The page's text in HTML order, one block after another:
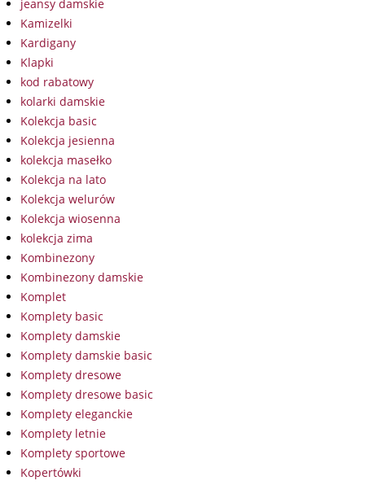
jeansy damskie
Kamizelki
Kardigany
Klapki
kod rabatowy
kolarki damskie
Kolekcja basic
Kolekcja jesienna
kolekcja masełko
Kolekcja na lato
Kolekcja welurów
Kolekcja wiosenna
kolekcja zima
Kombinezony
Kombinezony damskie
Komplet
Komplety basic
Komplety damskie
Komplety damskie basic
Komplety dresowe
Komplety dresowe basic
Komplety eleganckie
Komplety letnie
Komplety sportowe
Kopertówki